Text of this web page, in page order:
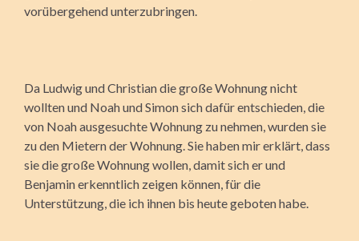
vorübergehend unterzubringen.
Da Ludwig und Christian die große Wohnung nicht
wollten und Noah und Simon sich dafür entschieden, die
von Noah ausgesuchte Wohnung zu nehmen, wurden sie
zu den Mietern der Wohnung. Sie haben mir erklärt, dass
sie die große Wohnung wollen, damit sich er und
Benjamin erkenntlich zeigen können, für die
Unterstützung, die ich ihnen bis heute geboten habe.